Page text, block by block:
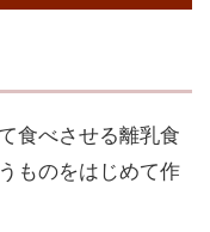
食べさせる離乳食
ものをはじめて作